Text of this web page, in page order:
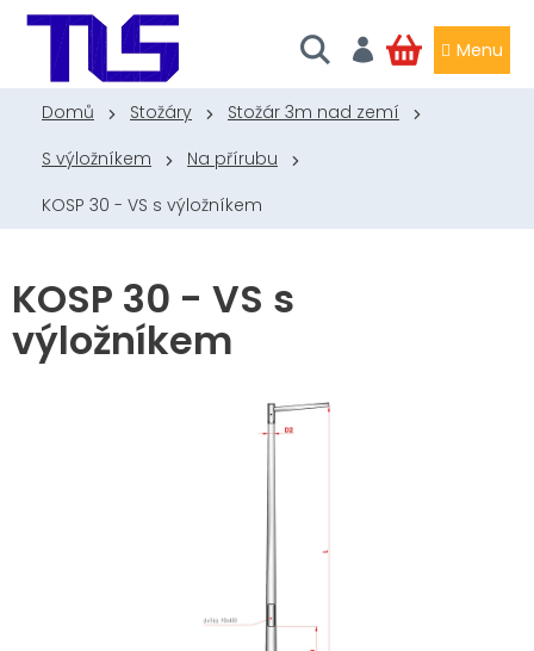
Přejít
NÁKUPNÍ
KOŠÍK
Domů Stožáry
Stožár 3m nad zemí
S výložníkem
Na přírubu
KOSP 30 - VS s výložníkem
KOSP 30 - VS s
výložníkem